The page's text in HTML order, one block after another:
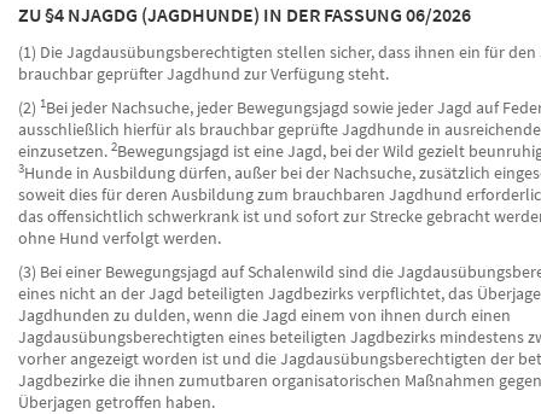
ZU §4 NJAGDG (JAGDHUNDE) IN DER FASSUNG 06/2026
(1) Die Jagdausübungsberechtigten stellen sicher, dass ihnen ein für
brauchbar geprüfter Jagdhund zur Verfügung steht.
(2) 1Bei jeder Nachsuche, jeder Bewegungsjagd sowie jeder Jagd auf
ausschließlich hierfür als brauchbar geprüfte Jagdhunde in
einzusetzen. 2Bewegungsjagd ist eine Jagd, bei der Wild gezielt
3Hunde in Ausbildung dürfen, außer bei der Nachsuche, zusätzlich
soweit dies für deren Ausbildung zum brauchbaren Jagdhund
das offensichtlich schwerkrank ist und sofort zur Strecke gebracht
ohne Hund verfolgt werden.
(3) Bei einer Bewegungsjagd auf Schalenwild sind die
eines nicht an der Jagd beteiligten Jagdbezirks verpflichtet, das
Jagdhunden zu dulden, wenn die Jagd einem von ihnen durch einen
Jagdausübungsberechtigten eines beteiligten Jagdbezirks mindestens
vorher angezeigt worden ist und die Jagdausübungsberechtigten der
Jagdbezirke die ihnen zumutbaren organisatorischen Maßnahmen
Überjagen getroffen haben.